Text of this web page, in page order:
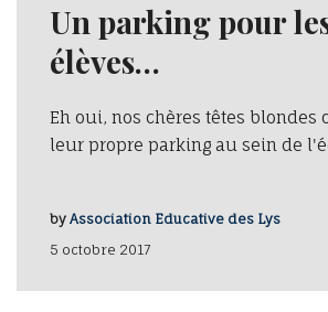
Un parking pour
élèves…
Eh oui, nos chères têtes blondes
leur propre parking au sein de
5 octobre 2017
by Association Educative des Lys